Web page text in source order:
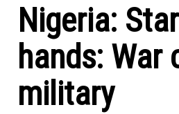
Nigeria:
hands:
military